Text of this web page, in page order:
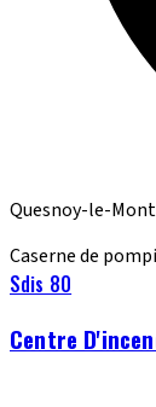
Quesnoy-le-
Caserne de
Sdis 80
Centre